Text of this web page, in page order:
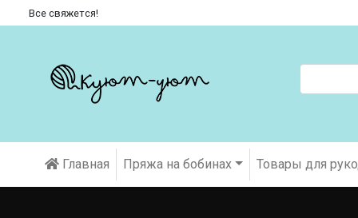
Все свяжется!
Главная Пряжа на бобинах Товары для